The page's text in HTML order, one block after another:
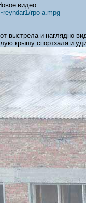
видео.
rpo-a.mpg
выстрела и наглядно
крышу спортзала и